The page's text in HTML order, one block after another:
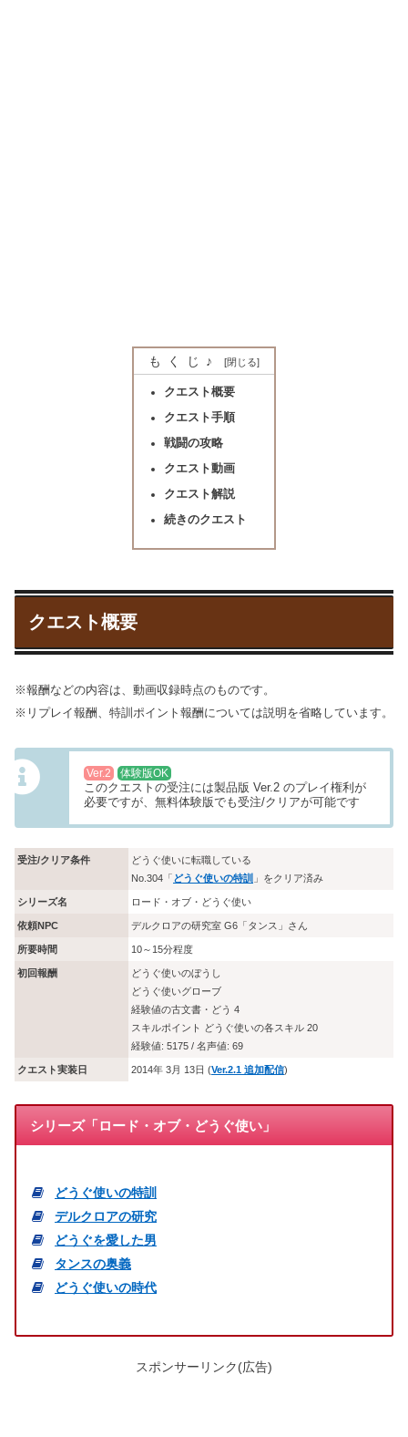
もくじ♪
クエスト概要
クエスト手順
戦闘の攻略
クエスト動画
クエスト解説
続きのクエスト
クエスト概要
※報酬などの内容は、動画収録時点のものです。
※リプレイ報酬、特訓ポイント報酬については説明を省略しています。
Ver.2
体験版OK
このクエストの受注には製品版 Ver.2 のプレイ権利が
必要ですが、無料体験版でも受注/クリアが可能です
受注/クリア条件
どうぐ使いに転職している
No.304「 どうぐ使いの特訓 」をクリア済み
シリーズ名 ロード・オブ・どうぐ使い
依頼NPC デルクロアの研究室 G6「タンス」さん
所要時間 10～15分程度
初回報酬
どうぐ使いのぼうし
どうぐ使いグローブ
経験値の古文書・どう 4
スキルポイント どうぐ使いの各スキル 20
経験値: 5175 / 名声値: 69
クエスト実装日 2014年 3月 13日 (Ver.2.1 追加配信)
シリーズ「ロード・オブ・どうぐ使い」
どうぐ使いの特訓
デルクロアの研究
どうぐを愛した男
タンスの奥義
どうぐ使いの時代
スポンサーリンク(広告)